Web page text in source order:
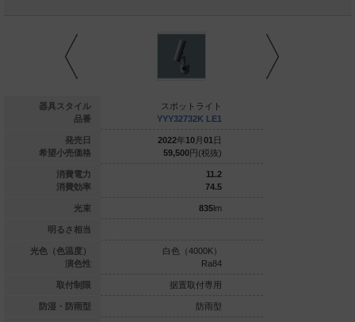
器具スタイル
品番
発売日
希望小売価格
消費電力
消費効率
光束
明るさ相当
光色（色温度）
演色性
取付制限
防湿・防雨型
ポットライト
円(税抜)
17.1
38.8
色（3000K）
据置取付専用
防雨型
スポットライト
YYY32732K LE1
2022年10 月 01 日
59,500円(税抜)
11.2
74.5
835lm
白色（4000K）
Ra84
据置取付専用
防雨型